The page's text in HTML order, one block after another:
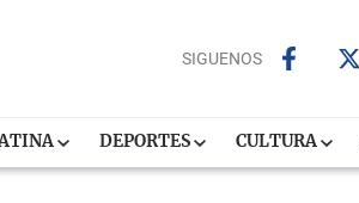
SIGUENOS
DEPORTES CULTURA